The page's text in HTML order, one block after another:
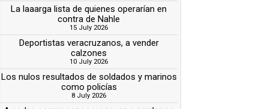
La laaarga lista de quienes operarían en
contra de Nahle
15 July 2026
Deportistas veracruzanos, a vender
calzones
10 July 2026
Los nulos resultados de soldados y marinos
como policías
8 July 2026